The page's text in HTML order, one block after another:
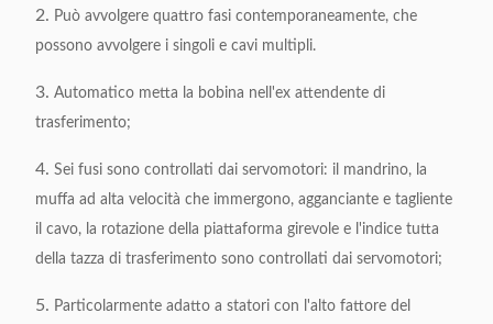
2. Può avvolgere quattro fasi contemporaneamente, che
possono avvolgere i singoli e cavi multipli.
3. Automatico metta la bobina nell'ex attendente di
trasferimento;
4. Sei fusi sono controllati dai servomotori: il mandrino, la
muffa ad alta velocità che immergono, agganciante e tagliente
il cavo, la rotazione della piattaforma girevole e l'indice tutta
della tazza di trasferimento sono controllati dai servomotori;
5. Particolarmente adatto a statori con l'alto fattore del